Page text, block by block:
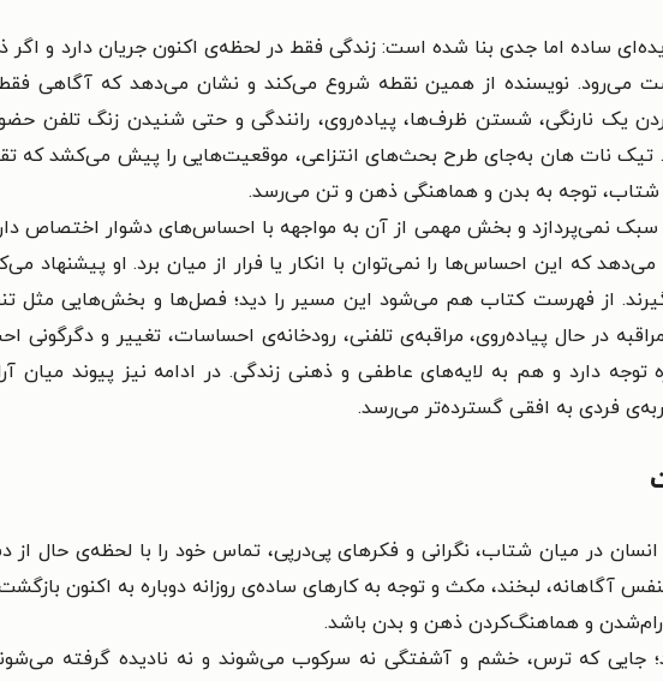
ساده اما جدی بنا شده است: زندگی فقط در لحظه‌ی اکنون جریان دارد و اگر
می‌رود. نویسنده از همین نقطه شروع می‌کند و نشان می‌دهد که آگاهی
یک نارنگی، شستن ظرف‌ها، پیاده‌روی، رانندگی و حتی شنیدن زنگ تلفن
تیک نات هان به‌جای طرح بحث‌های انتزاعی، موقعیت‌هایی را پیش می‌کشد که
توجه به بدن و هماهنگی ذهن و تن می‌رسد.
و بخش مهمی از آن به مواجهه با احساس‌های دشوار اختصاص دارد.
که این احساس‌ها را نمی‌توان با انکار یا فرار از میان برد. او پیشنهاد
از فهرست کتاب هم می‌شود این مسیر را دید؛ فصل‌ها و بخش‌هایی مثل
در حال پیاده‌روی، مراقبه‌ی تلفنی، رودخانه‌ی احساسات، تغییر و
دارد و هم به لایه‌های عاطفی و ذهنی زندگی. در ادامه نیز پیوند میان
فردی به افقی گسترده‌تر می‌رسد.
در میان شتاب، نگرانی و فکرهای پی‌درپی، تماس خود را با لحظه‌ی حال
لبخند، مکث و توجه به کارهای ساده‌ی روزانه دوباره به اکنون بازگشت.
و هماهنگ‌کردن ذهن و بدن باشد.
که ترس، خشم و آشفتگی نه سرکوب می‌شوند و نه نادیده گرفته